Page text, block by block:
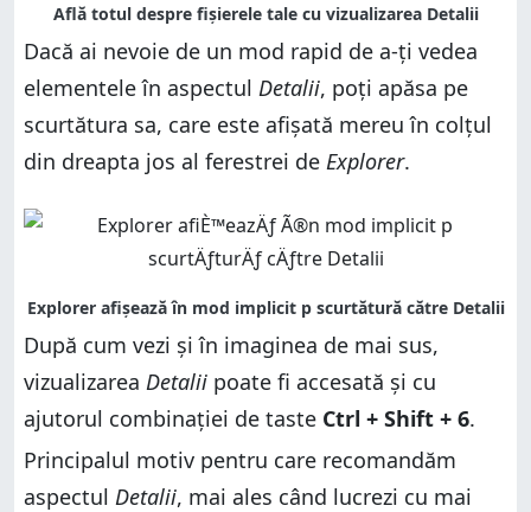
Dacă ai nevoie de un mod rapid de a-ți vedea
elementele în aspectul Detalii, poți apăsa pe
scurtătura sa, care este afișată mereu în colțul
din dreapta jos al ferestrei de Explorer.
După cum vezi și în imaginea de mai sus,
vizualizarea Detalii poate fi accesată și cu
ajutorul combinației de taste Ctrl + Shift + 6.
Principalul motiv pentru care recomandăm
aspectul Detalii, mai ales când lucrezi cu mai